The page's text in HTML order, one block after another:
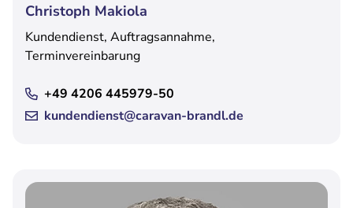
Christoph Makiola
Kundendienst, Auftragsannahme,
Terminvereinbarung
+49 4206 445979-50
kundendienst@caravan-brandl.de